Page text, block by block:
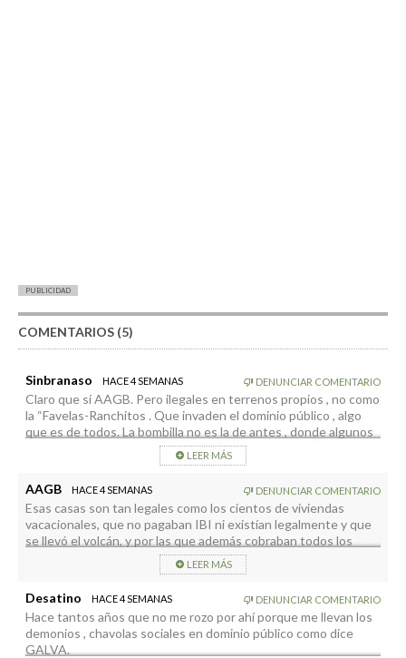
PUBLICIDAD
COMENTARIOS (5)
Sinbranaso HACE 4 SEMANAS DENUNCIAR COMENTARIO
Claro que sí AAGB. Pero ilegales en terrenos propios , no como
la “Favelas-Ranchitos . Que invaden el dominio público , algo
que es de todos. La bombilla no es la de antes , donde algunos
vecinos plantaban unas chozas con estacones de los plátanos
y hojas y badanas para pasar los rigores del verano ahora es
uno hace lo que le da la gana
DEMOLICIÓN DE ESTAS MIERDAS YA
LEER MÁS
AAGB HACE 4 SEMANAS DENUNCIAR COMENTARIO
Esas casas son tan legales como los cientos de viviendas
vacacionales, que no pagaban IBI ni existían legalmente y que
se llevó el volcán, y por las que además cobraban todos los
De estas había muchísimas más que casas en la Bombilla.
LEER MÁS
Desatino HACE 4 SEMANAS DENUNCIAR COMENTARIO
Hace tantos años que no me rozo por ahí porque me llevan los
demonios , chavolas sociales en dominio público como dice
GALVA.